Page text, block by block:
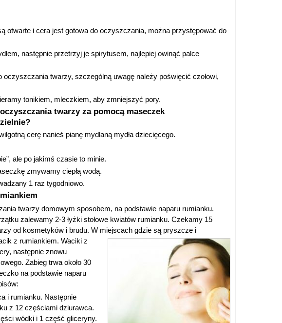
otwarte i cera jest gotowa do oczyszczania, można przystępować do
następnie przetrzyj je spirytusem, najlepiej owinąć palce
oczyszczania twarzy, szczególną uwagę należy poświęcić czołowi,
tonikiem, mleczkiem, aby zmniejszyć pory.
twarzy za pomocą maseczek
cerę nanieś pianę mydlaną mydła dziecięcego.
ale po jakimś czasie to minie.
zmywamy ciepłą wodą.
1 raz tygodniowo.
twarzy domowym sposobem, na podstawie naparu rumianku.
zalewamy 2-3 łyżki stołowe kwiatów rumianku. Czekamy 15
od kosmetyków i brudu. W miejscach gdzie są pryszcze i
z rumiankiem. Waciki z
następnie znowu
Zabieg trwa około 30
na podstawie naparu
i rumianku. Następnie
z 12 częściami dziurawca.
wódki i 1 część gliceryny.